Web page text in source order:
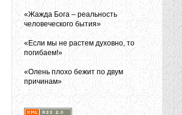
«Жажда Бога – реальность
человеческого бытия»
«Если мы не растем духовно, то
погибаем!»
«Олень плохо бежит по двум
причинам»